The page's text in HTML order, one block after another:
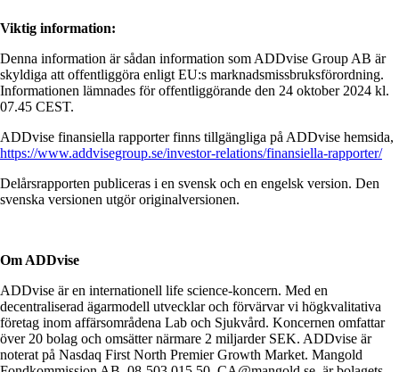
Viktig information:
Denna information är sådan information som ADDvise Group AB är
skyldiga att offentliggöra enligt EU:s marknadsmissbruksförordning.
Informationen lämnades för offentliggörande den 24 oktober 2024 kl.
07.45 CEST.
ADDvise finansiella rapporter finns tillgängliga på ADDvise hemsida,
https://www.addvisegroup.se/investor-relations/finansiella-rapporter/
Delårsrapporten publiceras i en svensk och en engelsk version. Den
svenska versionen utgör originalversionen.
Om ADDvise
ADDvise är en internationell life science-koncern. Med en
decentraliserad ägarmodell utvecklar och förvärvar vi högkvalitativa
företag inom affärsområdena Lab och Sjukvård. Koncernen omfattar
över 20 bolag och omsätter närmare 2 miljarder SEK. ADDvise är
noterat på Nasdaq First North Premier Growth Market. Mangold